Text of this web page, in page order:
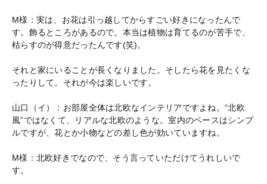
M様：実は、お花は引っ越してからすごい好きになったんで
す。飾るところがあるので。本当は植物は育てるのが苦手で、
枯らすのが得意だったんです(笑)。
それと家にいることが長くなりました。そしたら花を見たくな
ったりして。それが今は楽しいです。
山口（イ）：お部屋全体は北欧なインテリアですよね。“北欧
風”ではなくて、リアルな北欧のような。室内のベースはシンプ
ルですが、花とか小物などの差し色が効いていますね。
M様：北欧好きでなので、そう言っていただけてうれしいで
す。